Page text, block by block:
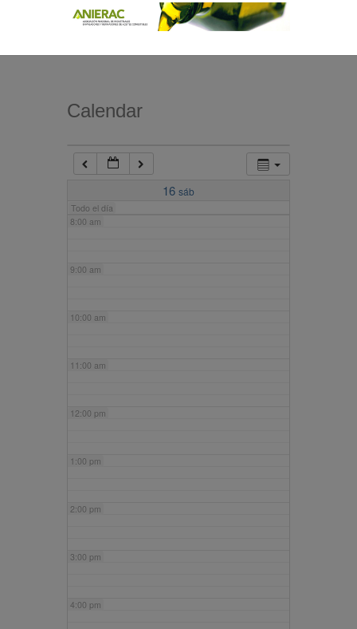
Calendar
16 sáb
Todo el día
7:00 am
8:00 am
9:00 am
10:00 am
11:00 am
12:00 pm
1:00 pm
2:00 pm
3:00 pm
4:00 pm